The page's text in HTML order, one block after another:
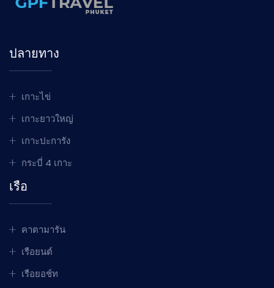
ปลายทาง
เกาะไข่
เกาะยาวใหญ่
เกาะปะการัง
กระบี่ 4 เกาะ
เรือ
คาตามารัน
เรือยนต์
เรือยอช์ท